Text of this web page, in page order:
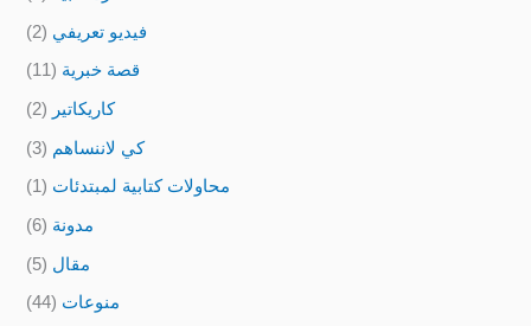
فيديو تعريفي (2)
قصة خبرية (11)
كاريكاتير (2)
كي لاننساهم (3)
محاولات كتابية لمبتدئات (1)
مدونة (6)
مقال (5)
منوعات (44)